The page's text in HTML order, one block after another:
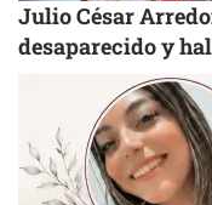
Julio César
desaparecido y